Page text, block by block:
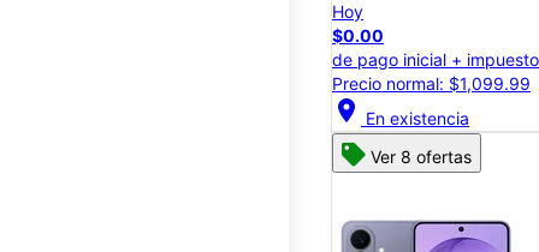
Hoy
$0.00
de pago inicial +
Precio normal: $1,099.99
location_on En existencia
Ver 8 ofertas